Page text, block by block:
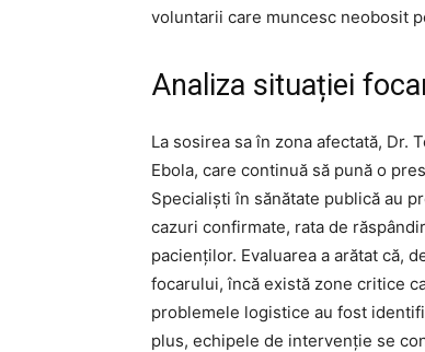
voluntarii care muncesc neobosit
Analiza situației
La sosirea sa în zona afectată, Dr.
Ebola, care continuă să pună o
Specialiști în sănătate publică au
cazuri confirmate, rata de
pacienților. Evaluarea a arătat că,
focarului, încă există zone critice
problemele logistice au fost
plus, echipele de intervenție se